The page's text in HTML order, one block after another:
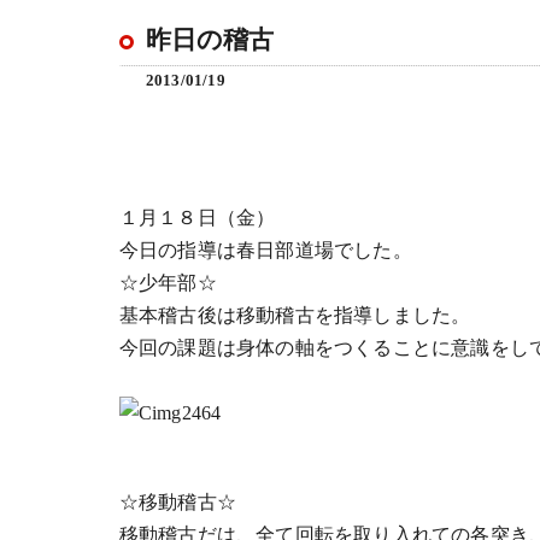
昨日の稽古
2013/01/19
１月１８日（金）
今日の指導は春日部道場でした。
☆少年部☆
基本稽古後は移動稽古を指導しました。
今回の課題は身体の軸をつくることに意識をし
☆移動稽古☆
移動稽古だは、全て回転を取り入れての各突き